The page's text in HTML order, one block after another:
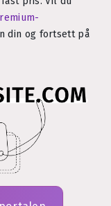
din og fortsett på